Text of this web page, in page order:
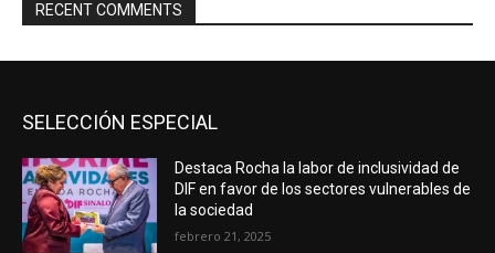
RECENT COMMENTS
SELECCIÓN ESPECIAL
Destaca Rocha la labor de inclusividad de
DIF en favor de los sectores vulnerables de
la sociedad
febrero 21, 2025